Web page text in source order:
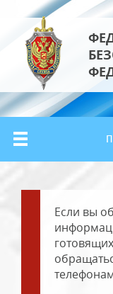
Если вы